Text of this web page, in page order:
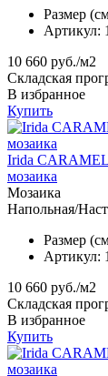
Размер
Артикул:
10 660 руб./м2
Складская
В избранное
Купить
Irida CARAMEL
мозаика
Мозаика
Напольная/
Размер
Артикул:
10 660 руб./м2
Складская
В избранное
Купить